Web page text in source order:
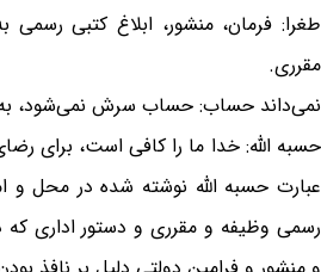
طغرا: فرمان، منشور، ابلاغ کتبی رسمی
مقرری.
نمی‌داند حساب: حساب سرش نمی‌شود، به
حسبه الله: خدا ما را کافی است، برای رضای
عبارت حسبه الله نوشته شده در محل و
رسمی وظیفه و مقرری و دستور اداری